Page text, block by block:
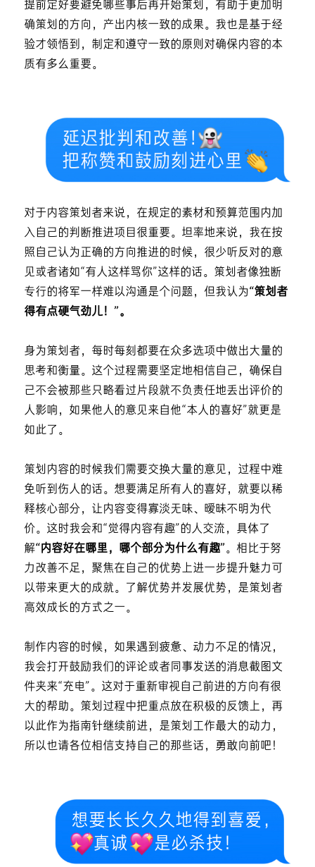
提前定好要避免哪些事后再开始策划，有助于更加明
确策划的方向，产出内核一致的成果。我也是基于经
验才领悟到，制定和遵守一致的原则对确保内容的本
质有多么重要。
对于内容策划者来说，在规定的素材和预算范围内加
入自己的判断推进项目很重要。坦率地来说，我在按
照自己认为正确的方向推进的时候，很少听反对的意
见或者诸如“有人这样骂你”这样的话。策划者像独断
专行的将军一样难以沟通是个问题，但我认为“策划者
得有点硬气劲儿！”。
身为策划者，每时每刻都要在众多选项中做出大量的
思考和衡量。这个过程需要坚定地相信自己，确保自
己不会被那些只略看过片段就不负责任地丢出评价的
人影响，如果他人的意见来自他“本人的喜好”就更是
如此了。
策划内容的时候我们需要交换大量的意见，过程中难
免听到伤人的话。想要满足所有人的喜好，就要以稀
释核心部分，让内容变得寡淡无味、暧昧不明为代
价。这时我会和“觉得内容有趣”的人交流，具体了
解“内容好在哪里，哪个部分为什么有趣”。相比于努
力改善不足，聚焦在自己的优势上进一步提升魅力可
以带来更大的成就。了解优势并发展优势，是策划者
高效成长的方式之一。
制作内容的时候，如果遇到疲惫、动力不足的情况，
我会打开鼓励我们的评论或者同事发送的消息截图文
件夹来“充电”。这对于重新审视自己前进的方向有很
大的帮助。策划过程中把重点放在积极的反馈上，再
以此作为指南针继续前进，是策划工作最大的动力，
所以也请各位相信支持自己的那些话，勇敢向前吧！